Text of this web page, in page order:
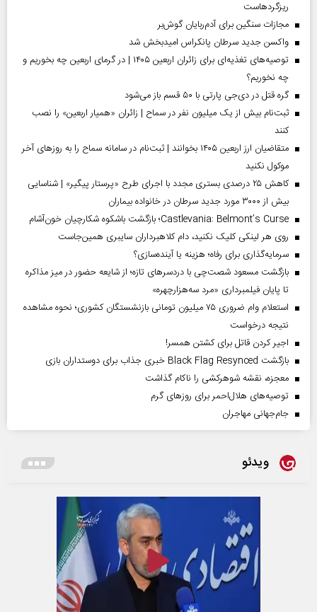
ریزگردهاست
مجازات سنگین برای آدم‌ربایان گوش‌بر
واکسن جدید سرطان پانکراس امیدبخش شد
توصیه‌های تغذیه‌ای برای زائران اربعین ۱۴۰۵ | در گرمای اربعین چه بخوریم و
چه نخوریم؟
گره قتل در دی‌جی پارتی با ۵۰ قسم باز می‌شود
ثبت‌نام بیش از یک میلیون نفر در سماح | زائران «همیار اربعین» را نصب
کنند
متقاضیان ارز اربعین ۱۴۰۵ بخوانند | ثبت‌نام در سامانه سماح را به روز‌های آخر
موکول نکنید
کاهش ۲۵ درصدی بستری مجدد با اجرای طرح «پرستار پیگیر» | شناسایی
بیش از ۳۰۰۰ مورد جدید سرطان در خانواده بیماران
Castlevania: Belmont’s Curse؛ بازگشت باشکوه شکارچیان خون‌آشام
روی هر لینکی کلیک نکنید، دام کلاهبرداران سایبری همین‌جاست
سرمایه‌گذاری برای رفاه؛ هزینه یا آینده‌سازی؟
بازگشت مسعود شصت‌چی با دردسر‌های تازه؛ از شایعه حضور در میز مذاکره
تا پایان فیلمبرداری «مرد سه‌هزارچهره»
استعلام وام ضروری ۷۵ میلیون تومانی بازنشستگان کشوری؛ نحوه مشاهده
نتیجه درخواست
اجیر کردن قاتل برای کشتن همسر!
بازگشت Black Flag Resynced خبری جذاب برای دوستداران بازی
معجزه، نقشه شوهرکشی را ناکام گذاشت
توصیه‌های هلال‌احمر برای روز‌های گرم
جام‌جهانی مهاجران
ویدئو